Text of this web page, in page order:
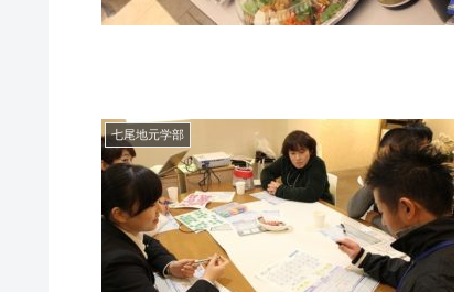
七尾地元学部